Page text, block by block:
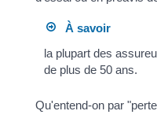
À savoir
la plupart des
de plus de 50 ans.
Qu'entend-on par